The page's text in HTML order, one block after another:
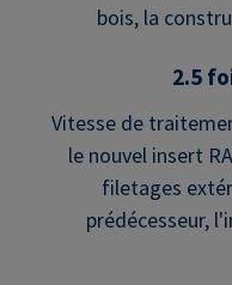
bois, la
2.5
Vitesse de
le nouvel insert
filetages
prédécesseur,